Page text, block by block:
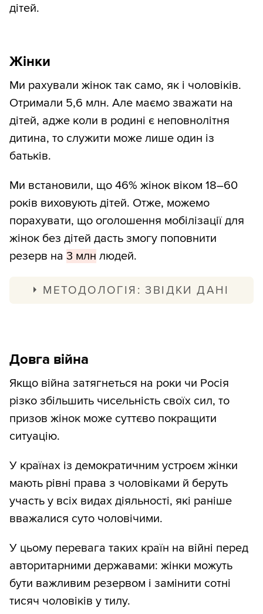
дітей.
Жінки
Ми рахували жінок так само, як і чоловіків.
Отримали 5,6 млн. Але маємо зважати на
дітей, адже коли в родині є неповнолітня
дитина, то служити може лише один із
батьків.
Ми встановили, що 46% жінок віком 18–60
років виховують дітей. Отже, можемо
порахувати, що оголошення мобілізації для
жінок без дітей дасть змогу поповнити
резерв на 3 млн людей.
МЕТОДОЛОГІЯ: ЗВІДКИ ДАНІ
Припустили, що кількість заброньованих
жінок була б така сама, як і чоловіків
(528 тис.).
Частку жінок, які виховують дітей,
розрахували з
домогосподарств, яке проводив
Держстат у 2021 році.
Для цього обрали таблицю членів
стать і код домогосподарства.
Згрупували дані за кодом
домогосподарства. Якщо в родині жінка
18–59 років і неповнолітні діти, вважали,
Довга війна
Якщо війна затягнеться на роки чи Росія
різко збільшить чисельність своїх сил, то
призов жінок може суттєво покращити
ситуацію.
У країнах із демократичним устроєм жінки
мають рівні права з чоловіками й беруть
участь у всіх видах діяльності, які раніше
вважалися суто чоловічими.
У цьому перевага таких країн на війні перед
авторитарними державами: жінки можуть
бути важливим резервом і замінити сотні
тисяч чоловіків у тилу.